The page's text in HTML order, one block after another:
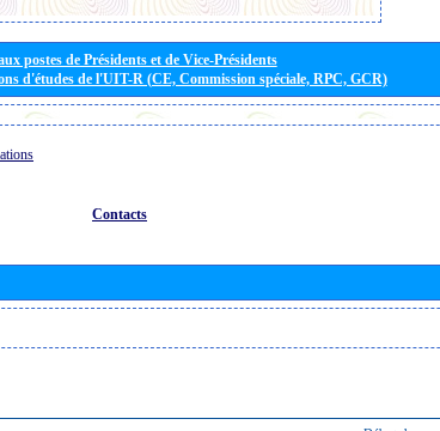
postes de Présidents et de Vice-Présidents
d'études de l'UIT-R (CE, Commission spéciale, RPC, GCR)
Contacts